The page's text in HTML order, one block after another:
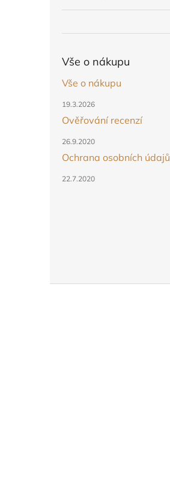
Vše o nákupu
Vše o nákupu
19.3.2026
Ověřování recenzí
26.9.2020
Ochrana osobních údajů
22.7.2020